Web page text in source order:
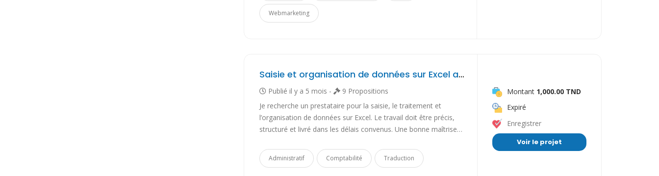
Webmarketing
Saisie et organisation de données sur Excel avec mise en forme professionnelle
Publié il y a 5 mois -
9 Propositions
Je recherche un prestataire pour la saisie, le traitement et
l’organisation de données sur Excel. Le travail doit être précis,
structuré et livré dans les délais convenus. Une bonne maîtrise…
Administratif Comptabilité Traduction
Montant 1,000.00 TND
Expiré
Enregistrer
Voir le projet